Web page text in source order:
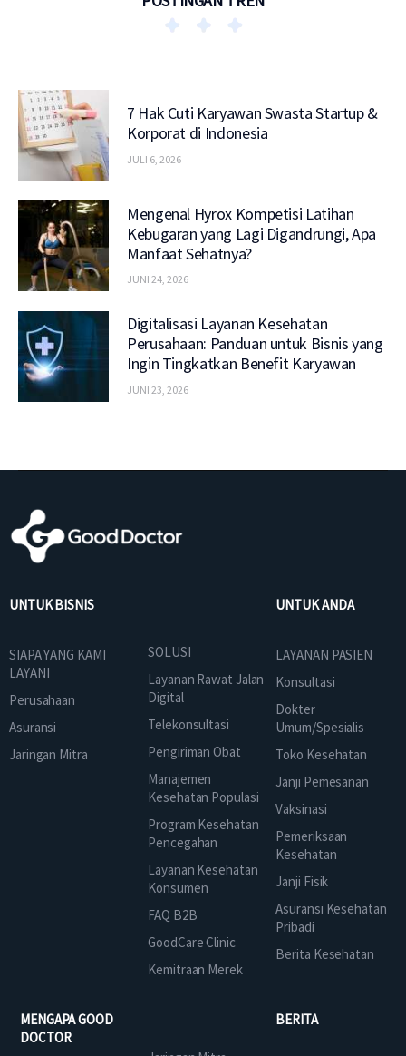
7 Hak Cuti Karyawan Swasta Startup &
Korporat di Indonesia
JULI 6, 2026
Mengenal Hyrox Kompetisi Latihan
Kebugaran yang Lagi Digandrungi, Apa
Manfaat Sehatnya?
JUNI 24, 2026
Digitalisasi Layanan Kesehatan
Perusahaan: Panduan untuk Bisnis yang
Ingin Tingkatkan Benefit Karyawan
JUNI 23, 2026
UNTUK BISNIS
SIAPA YANG KAMI
LAYANI
Perusahaan
Asuransi
Jaringan Mitra
SOLUSI
Layanan Rawat Jalan
Digital
Telekonsultasi
Pengiriman Obat
Manajemen
Kesehatan Populasi
Program Kesehatan
Pencegahan
Layanan Kesehatan
Konsumen
FAQ B2B
GoodCare Clinic
Kemitraan Merek
UNTUK ANDA
LAYANAN PASIEN
Konsultasi
Dokter
Umum/Spesialis
Toko Kesehatan
Janji Pemesanan
Vaksinasi
Pemeriksaan
Kesehatan
Janji Fisik
Asuransi Kesehatan
Pribadi
Berita Kesehatan
MENGAPA GOOD
DOCTOR
BERITA